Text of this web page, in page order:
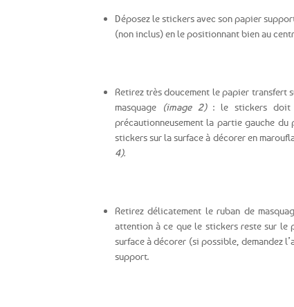
Déposez le stickers avec son papier
(non inclus) en le positionnant bien au
Retirez très doucement le papier transfert
masquage
(image 2) : le stickers doit
précautionneusement la partie gauche
stickers sur la surface à décorer en
4).
Retirez délicatement le ruban de
attention à ce que le stickers reste sur le
surface à décorer (si possible, demandez
support.